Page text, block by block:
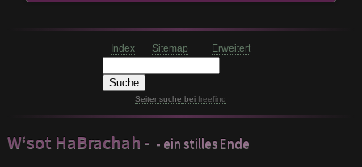
Index Sitemap Erweitert
Seitensuche beifreefind
W‘sot HaBrachah - - ein stilles Ende